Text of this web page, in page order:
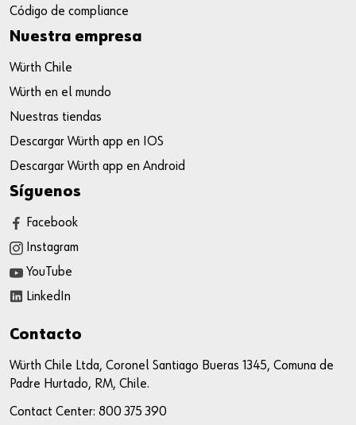
Código de compliance
Nuestra empresa
Würth Chile
Würth en el mundo
Nuestras tiendas
Descargar Würth app en IOS
Descargar Würth app en Android
Síguenos
Facebook
Instagram
YouTube
LinkedIn
Contacto
Würth Chile Ltda, Coronel Santiago Bueras 1345, Comuna de
Padre Hurtado, RM, Chile.
Contact Center: 800 375 390